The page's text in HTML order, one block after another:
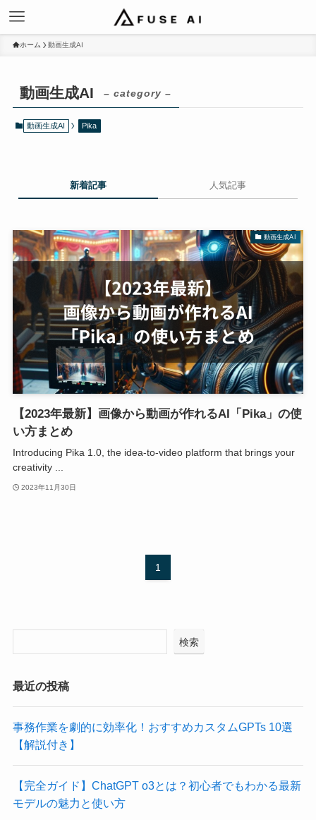
ホーム 動画生成AI
動画生成AI – category –
動画生成AI Pika
新着記事 人気記事
動画生成AI
【2023年最新】画像から動画が作れるAI「Pika」の使
い方まとめ
Introducing Pika 1.0, the idea-to-video platform that brings your
creativity ...
2023年11月30日
1
検索
最近の投稿
事務作業を劇的に効率化！おすすめカスタムGPTs 10選
【解説付き】
【完全ガイド】ChatGPT o3とは？初心者でもわかる最新
モデルの魅力と使い方